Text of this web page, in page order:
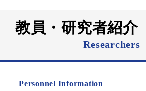
教員・研究者紹介
Researchers
Personnel Information